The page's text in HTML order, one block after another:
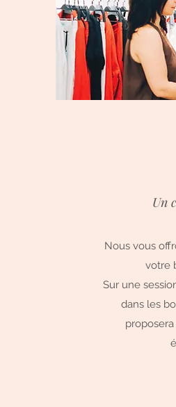
Un
Nous vous
votre
Sur une
dans les